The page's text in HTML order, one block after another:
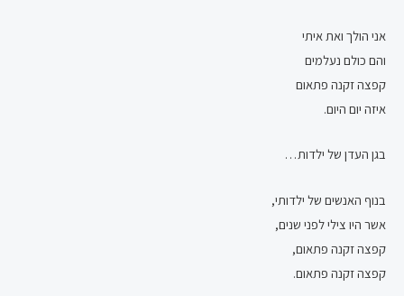
אני הולך ואת איתי
והם כולם נעלמים
קפצה זקנה פתאום
איזה יום היום.
בגן העדן של ילדות…
בנוף האנשים של ילדותי,
אשר היו צילי לפני שנים,
קפצה זקנה פתאום,
קפצה זקנה פתאום.